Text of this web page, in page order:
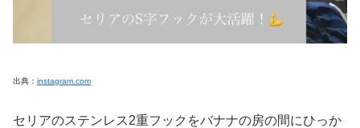
出典： instagram.com
セリアのステンレス2重フックをバナナの房の間にひっか